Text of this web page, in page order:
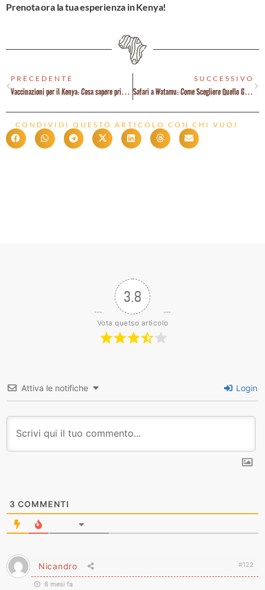
Prenota ora la tua esperienza in Kenya!
PRECEDENTE
Vaccinazioni per il Kenya: Cosa sapere prima di partire
SUCCESSIVO
Safari a Watamu: Come Scegliere Quello Giusto per Te
CONDIVIDI QUESTO ARTICOLO CON CHI VUOI
3.8
Vota quetso articolo
Attiva le notifiche Login
3 COMMENTI
Nicandro #122
6 mesi fa